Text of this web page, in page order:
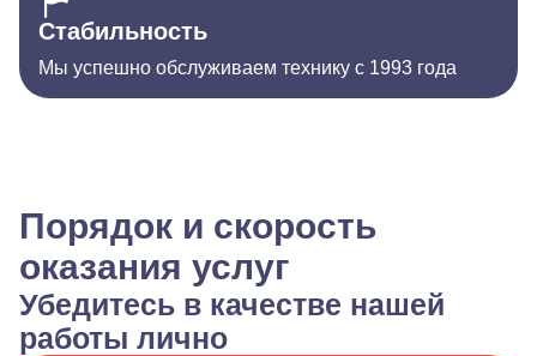
Стабильность
Мы успешно обслуживаем технику с 1993 года
Порядок и скорость
оказания услуг
Убедитесь в качестве нашей
работы лично